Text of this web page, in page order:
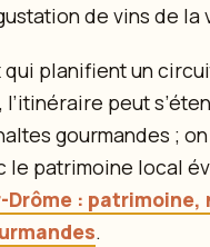
de vins de la
qui planifient un
l’itinéraire peut
gourmandes ;
le patrimoine local
Drôme : patrimoine,
.